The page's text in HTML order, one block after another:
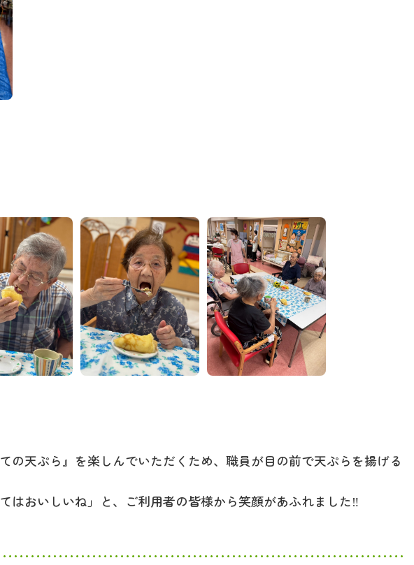
の天ぷら 』を楽しんでいただくため、職員が目の前で天ぷらを揚げる
はおいしいね」と、ご利用者の皆様から笑顔があふれました‼